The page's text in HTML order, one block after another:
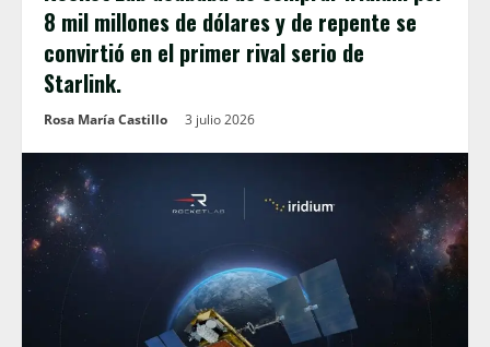
8 mil millones de dólares y de repente se
convirtió en el primer rival serio de
Starlink.
Rosa María Castillo 3 julio 2026